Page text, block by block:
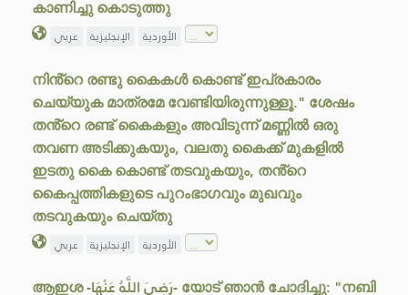
കാണിച്ചു കൊടുത്തു
عربي الإنجليزية الأوردية
നിൻ്റെ രണ്ടു കൈകൾ കൊണ്ട് ഇപ്രകാരം
ചെയ്യുക മാത്രമേ വേണ്ടിയിരുന്നുള്ളൂ." ശേഷം
തൻ്റെ രണ്ട് കൈകളും അവിടുന്ന് മണ്ണിൽ ഒരു
തവണ അടിക്കുകയും, വലതു കൈക്ക് മുകളിൽ
ഇടതു കൈ കൊണ്ട് തടവുകയും, തൻ്റെ
കൈപ്പത്തികളുടെ പുറംഭാഗവും മുഖവും
തടവുകയും ചെയ്തു
عربي الإنجليزية الأوردية
ആഇശ -رَضِيَ اللَّهُ عَنْهَا- യോട് ഞാൻ ചോദിച്ചു: "നബി